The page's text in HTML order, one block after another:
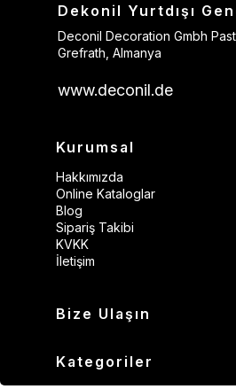
Dekonil Yurtdışı
Deconil Decoration Gmbh
Grefrath, Almanya
www.deconil.de
Kurumsal
Hakkımızda
Online Kataloglar
Blog
Sipariş Takibi
KVKK
İletişim
Bize Ulaşın
Kategoriler